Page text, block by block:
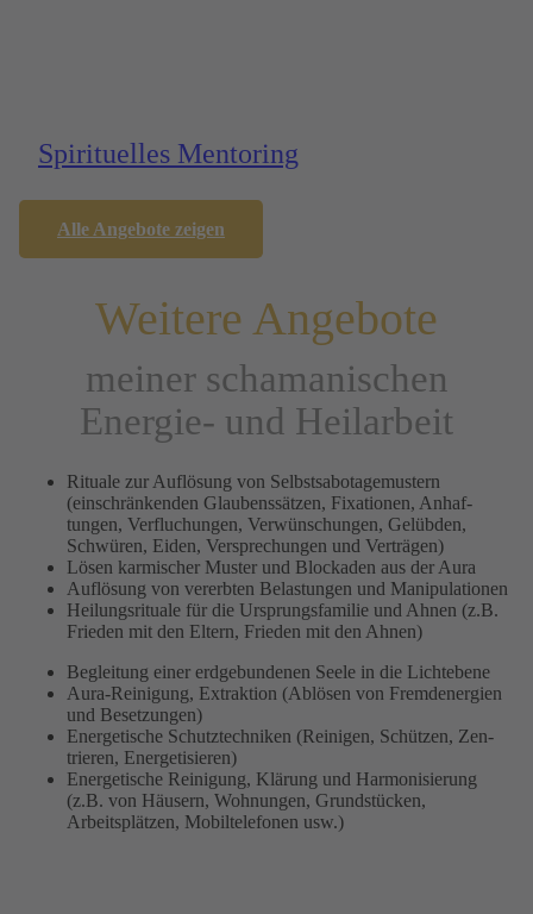
Spirituelles Mentoring
Alle Angebote zeigen
Weitere Angebote
meiner schamanischen
Energie- und Heilarbeit
Rituale zur Auf­lösung von Selbstsabotagemustern
(einschränkenden Glau­bens­sätzen, Fixa­tionen, Anhaf­
tungen, Ver­flu­chungen, Verwün­schungen, Gelübden,
Schwü­ren, Eiden, Ver­spre­chungen und Ver­trägen)
Lösen karmischer Muster und Blockaden aus der Aura
Auflösung von vererbten Belastungen und Manipulationen
Heilungs­ritu­ale für die Ursprungs­familie und Ahnen (z.B.
Frieden mit den Eltern, Frieden mit den Ahnen)
Beglei­tung einer erdge­bun­den­en Seele in die Licht­ebene
Aura­-Reinigung, Extrak­tion (Ablösen von Fremd­ener­gien
und Besetzungen)
Energetische Schutz­tech­niken (Reini­gen, Schützen, Zen­
trieren, Energe­tisieren)
Energetische Reini­gung, Klärung und Harmo­ni­sie­rung
(z.B. von Häusern, Woh­nungen, Grund­stücken,
Arbeitsplätzen, Mobiltelefonen usw.)